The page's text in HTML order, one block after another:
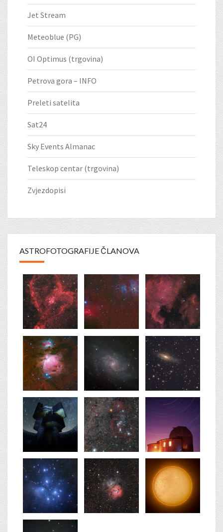
Jet Stream
Meteoblue (PG)
OI Optimus (trgovina)
Petrova gora – INFO
Preleti satelita
Sat24
Sky Events Almanac
Teleskop centar (trgovina)
Zvjezdopisi
ASTROFOTOGRAFIJE ČLANOVA